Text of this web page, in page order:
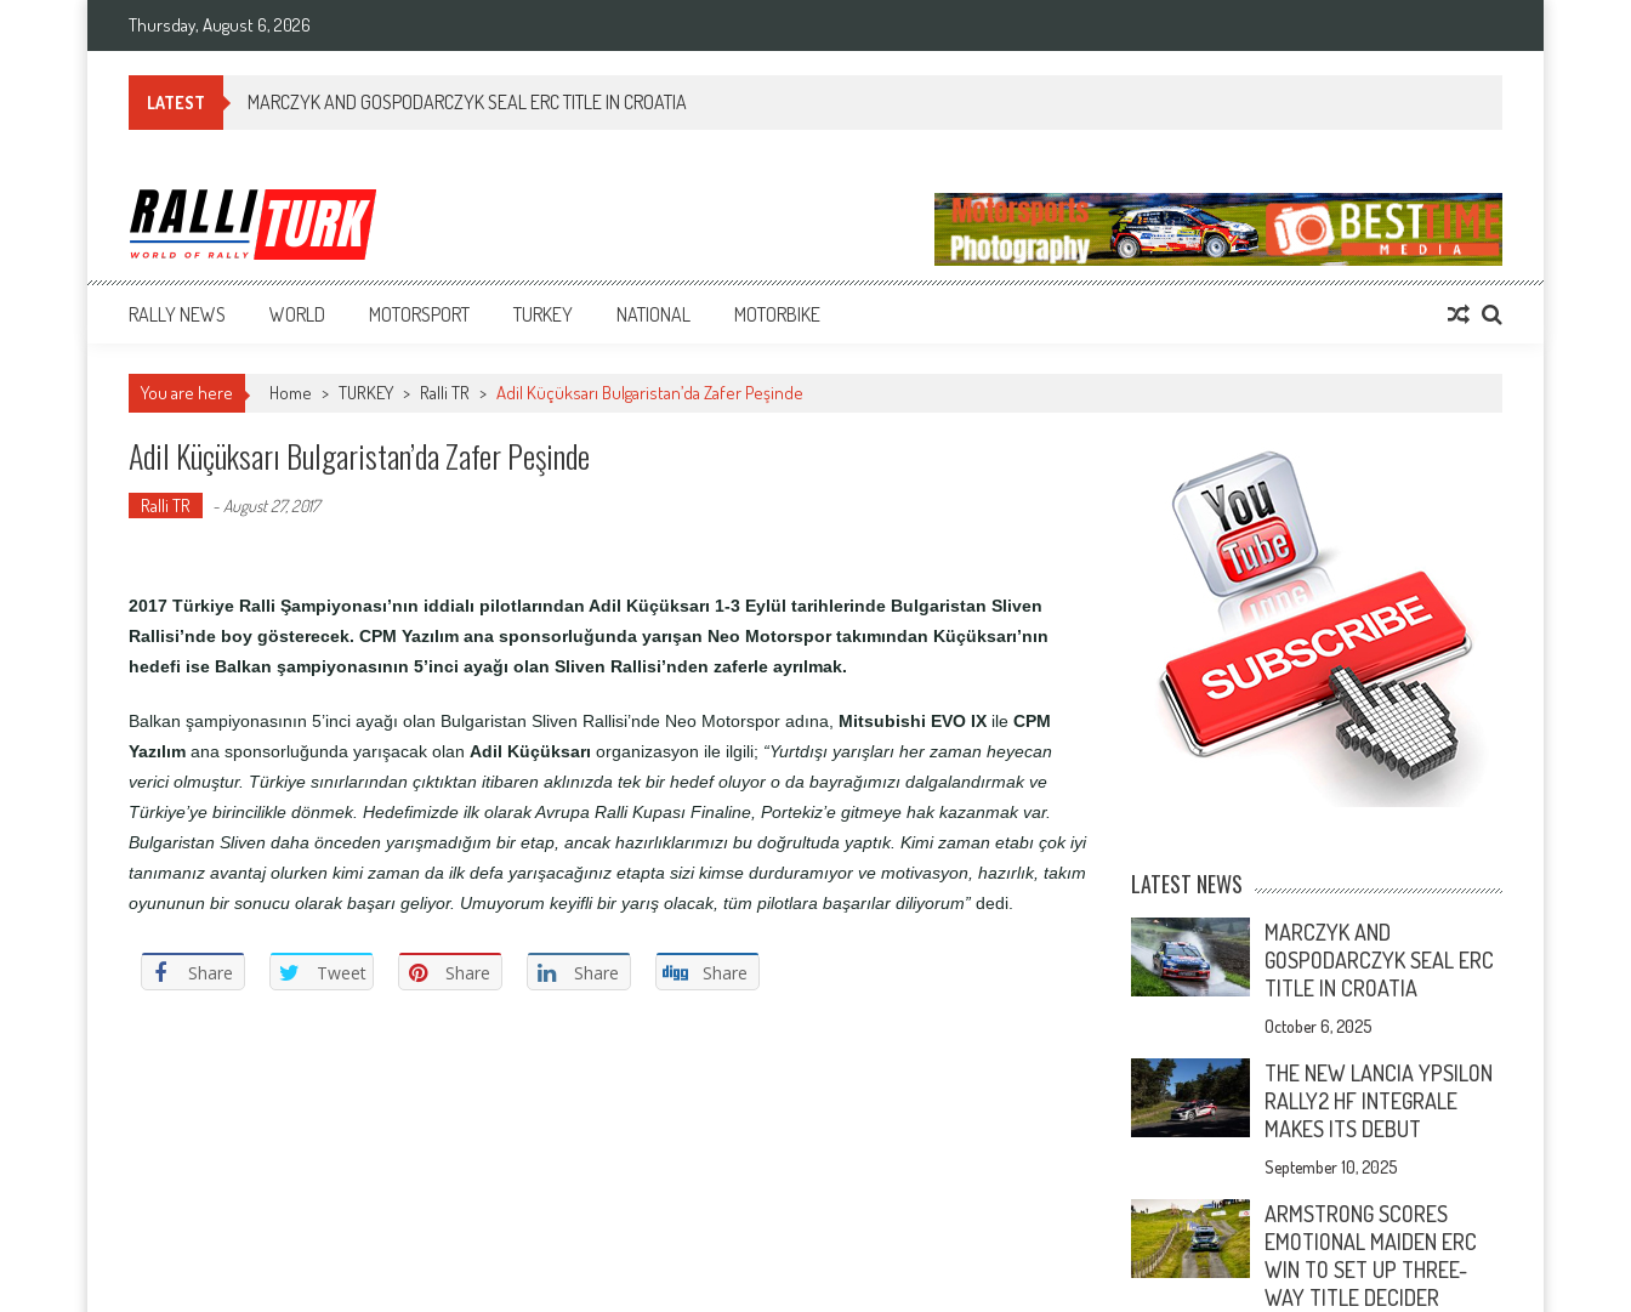
Thursday, August 6, 2026
LATEST MARCZYK AND GOSPODARCZYK SEAL ERC TITLE IN CROATIA
RalliTurk
World of Rally
RALLY NEWS WORLD MOTORSPORT TURKEY NATIONAL MOTORBIKE
You are here Home > TURKEY > Ralli TR > Adil Küçüksarı Bulgaristan’da Zafer Peşinde
Adil Küçüksarı Bulgaristan’da Zafer Peşinde
Ralli TR - August 27, 2017
2017 Türkiye Ralli Şampiyonası’nın iddialı pilotlarından Adil Küçüksarı 1-3 Eylül tarihlerinde Bulgaristan Sliven
Rallisi’nde boy gösterecek. CPM Yazılım ana sponsorluğunda yarışan Neo Motorspor takımından Küçüksarı’nın
hedefi ise Balkan şampiyonasının 5’inci ayağı olan Sliven Rallisi’nden zaferle ayrılmak.
Balkan şampiyonasının 5’inci ayağı olan Bulgaristan Sliven Rallisi’nde Neo Motorspor adına, Mitsubishi EVO IX ile CPM
Yazılım ana sponsorluğunda yarışacak olan Adil Küçüksarı organizasyon ile ilgili; “Yurtdışı yarışları her zaman heyecan
verici olmuştur. Türkiye sınırlarından çıktıktan itibaren aklınızda tek bir hedef oluyor o da bayrağımızı dalgalandırmak ve
Türkiye’ye birincilikle dönmek. Hedefimizde ilk olarak Avrupa Ralli Kupası Finaline, Portekiz’e gitmeye hak kazanmak var.
Bulgaristan Sliven daha önceden yarışmadığım bir etap, ancak hazırlıklarımızı bu doğrultuda yaptık. Kimi zaman etabı çok iyi
tanımanız avantaj olurken kimi zaman da ilk defa yarışacağınız etapta sizi kimse durduramıyor ve motivasyon, hazırlık, takım
oyununun bir sonucu olarak başarı geliyor. Umuyorum keyifli bir yarış olacak, tüm pilotlara başarılar diliyorum” dedi.
Share Tweet Share Share Share
LATEST NEWS
MARCZYK AND
GOSPODARCZYK SEAL ERC
TITLE IN CROATIA
October 6, 2025
THE NEW LANCIA YPSILON
RALLY2 HF INTEGRALE
MAKES ITS DEBUT
September 10, 2025
ARMSTRONG SCORES
EMOTIONAL MAIDEN ERC
WIN TO SET UP THREE-
WAY TITLE DECIDER